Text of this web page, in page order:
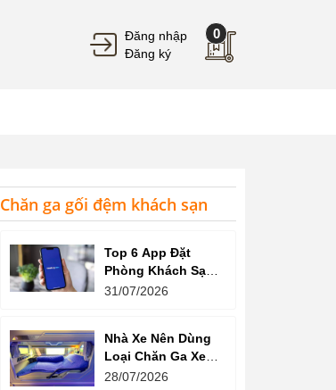
Đăng nhập
Đăng ký
0
Chăn ga gối đệm khách sạn
Top 6 App Đặt
Phòng Khách Sạn
Giá Tốt, Nhiều Ưu
31/07/2026
Nhà Xe Nên Dùng
Loại Chăn Ga Xe
Giường Nằm Nào?
28/07/2026